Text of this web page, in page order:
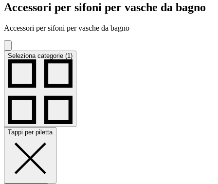
Accessori per sifoni per vasche da bagno
Accessori per sifoni per vasche da bagno
Seleziona categorie (1)
Tappi per piletta